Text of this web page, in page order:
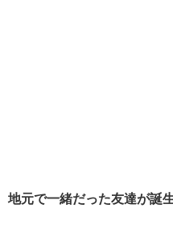
地元で一緒だった友達が誕